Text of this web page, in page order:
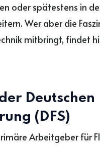
oder spätestens in
Wer aber die
mitbringt, findet
Deutschen
(DFS)
Arbeitgeber für